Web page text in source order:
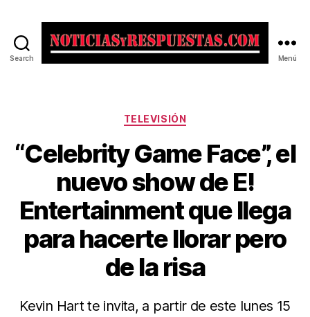
Search Menú
Categorías
TELEVISIÓN
“Celebrity Game Face”, el
nuevo show de E!
Entertainment que llega
para hacerte llorar pero
de la risa
Kevin Hart te invita, a partir de este lunes 15